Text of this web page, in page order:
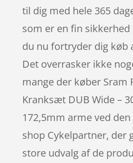
til dig med hele 365
som er en fin sikkerhed
du nu fortryder dig køb
Det overrasker ikke
mange der køber Sram
Kranksæt DUB Wide –
172,5mm arme ved
shop Cykelpartner, der
store udvalg af de